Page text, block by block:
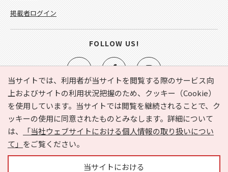
当サイトでは、利用者が当サイトを閲覧する際のサービス向
上およびサイトの利用状況把握のため、クッキー（Cookie）
を使用しています。当サイトでは閲覧を継続されることで、ク
ッキーの使用に同意されたものとみなします。詳細について
は、
「当社ウェブサイトにおける個人情報の取り扱いについ
て」 をご覧ください。
当サイトにおける
e-NAVITA（イーナビタ）とは？ お気に入り
ヘルプ
利用規約
個人情報の取り扱いについて
運営会社
サイトマップ
広告掲載に関するお問い合わせ
掲載者ログイン
FOLLOW US!